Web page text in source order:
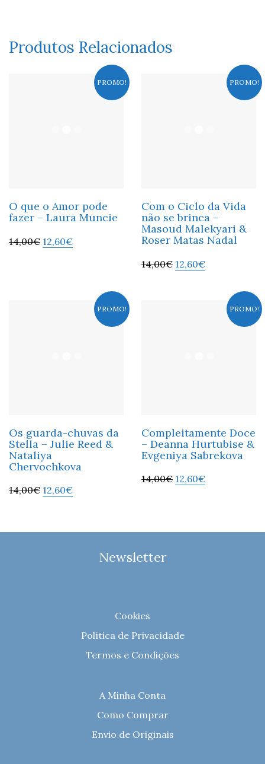
Produtos Relacionados
PROMO!
O que o Amor pode
fazer – Laura Muncie
14,00€ 12,60€
PROMO!
Com o Ciclo da Vida
não se brinca –
Masoud Malekyari &
Roser Matas Nadal
14,00€ 12,60€
PROMO!
Os guarda-chuvas da
Stella – Julie Reed &
Nataliya
Chervochkova
14,00€ 12,60€
PROMO!
Compleitamente Doce
– Deanna Hurtubise &
Evgeniya Sabrekova
14,00€ 12,60€
Newsletter
Cookies
Política de Privacidade
Termos e Condições
A Minha Conta
Como Comprar
Envio de Originais